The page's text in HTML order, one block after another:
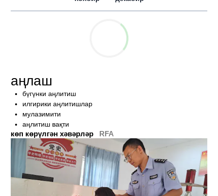
аңлаш
бүгүнки аңлитиш
илгирики аңлитишлар
мулазимити
аңлитиш вақти
көп көрүлгән хәвәрләр RFA